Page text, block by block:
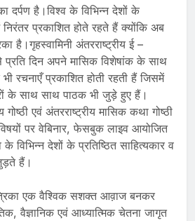
दर्पण है।विश्व के विभिन्न देशों के
निरंतर प्रकाशित होते रहते हैं क्योंकि अब
है।गृहस्वामिनी अंतरराष्ट्रीय ई –
प्रति दिन अपने मासिक विशेषांक के साथ
रचनाएँ प्रकाशित होती रहती हैं जिसमें
के साथ साथ पाठक भी जुड़े हुए हैं।
गोष्ठी एवं अंतरराष्ट्रीय मासिक कथा गोष्ठी
पर वेबिनार, फेसबुक लाइव आयोजित
के विभिन्न देशों के प्रतिष्ठित साहित्यकार व
हैं।
एक वैश्विक सशक्त आव़ाज बनकर
वैज्ञानिक एवं आध्यात्मिक चेतना जागृत